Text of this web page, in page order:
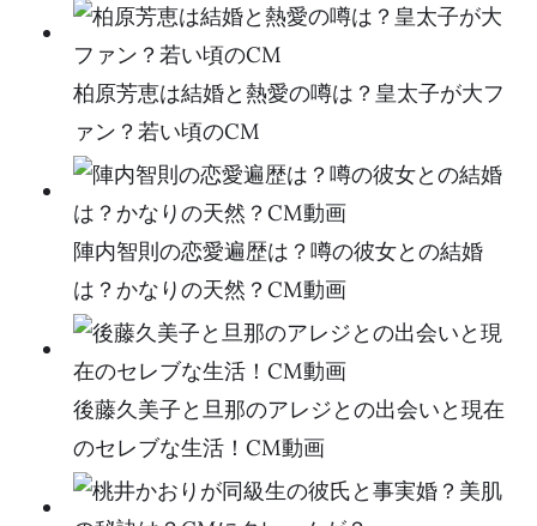
柏原芳恵は結婚と熱愛の噂は？皇太子が大フ
ァン？若い頃のCM
陣内智則の恋愛遍歴は？噂の彼女との結婚
は？かなりの天然？CM動画
後藤久美子と旦那のアレジとの出会いと現在
のセレブな生活！CM動画